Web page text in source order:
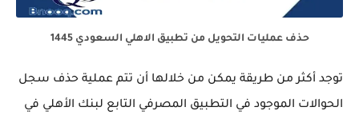
حذف عمليات التحويل من تطبيق الاهلي السعودي 1445
توجد أكثر من طريقة يمكن من خلالها أن تتم عملية حذف سجل
الحوالات الموجود في التطبيق المصرفي التابع لبنك الأهلي في